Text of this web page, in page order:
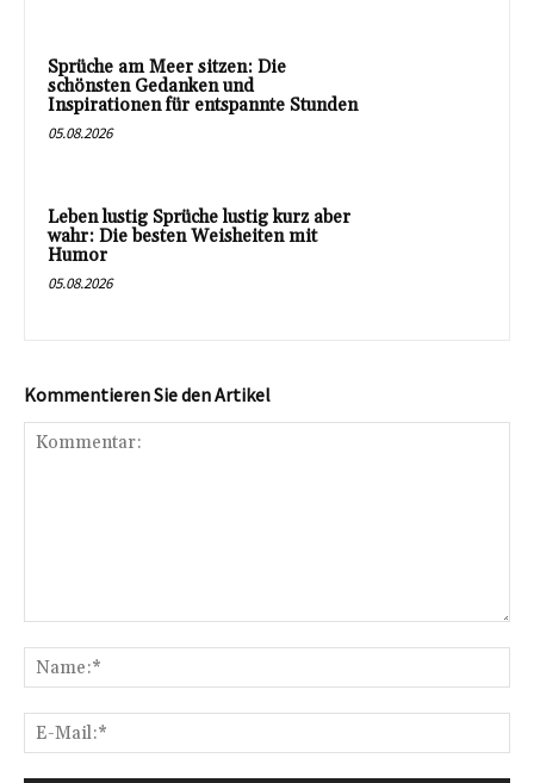
Sprüche am Meer sitzen: Die
schönsten Gedanken und
Inspirationen für entspannte Stunden
05.08.2026
Leben lustig Sprüche lustig kurz aber
wahr: Die besten Weisheiten mit
Humor
05.08.2026
Kommentieren Sie den Artikel